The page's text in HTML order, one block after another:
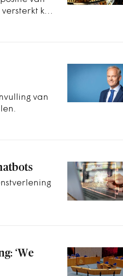
kan
van
‘We